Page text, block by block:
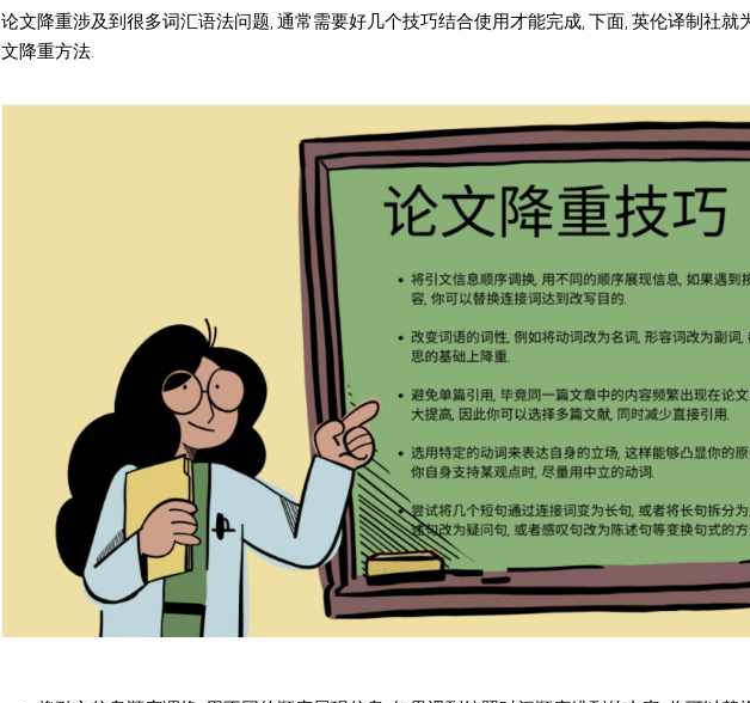
论文降重涉及到很多词汇语法问题, 通常需要好几个技巧结合使用才能完成, 下面, 英伦译制社就
文降重方法.